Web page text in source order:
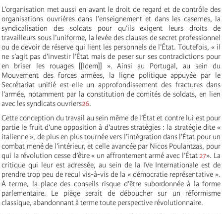
L’organisation met aussi en avant le droit de regard et de contrôle des
organisations ouvrières dans l’enseignement et dans les casernes, la
syndicalisation des soldats pour qu’ils exigent leurs droits de
travailleurs sous l’uniforme, la levée des clauses de secret professionnel
ou de devoir de réserve qui lient les personnels de l’État. Toutefois, « il
ne s’agit pas d’investir l’État mais de peser sur ses contradictions pour
en briser les rouages [[Idem]] ». Ainsi au Portugal, au sein du
Mouvement des forces armées, la ligne politique appuyée par le
Secrétariat unifié est-elle un approfondissement des fractures dans
l’armée, notamment par la constitution de comités de soldats, en lien
avec les syndicats ouvriers26.
Cette conception du travail au sein même de l’État et contre lui est pour
partie le fruit d’une opposition à d’autres stratégies : la stratégie dite «
italienne », de plus en plus tournée vers l’intégration dans l’État pour un
combat mené de l’intérieur, et celle avancée par Nicos Poulantzas, pour
qui la révolution cesse d’être « un affrontement armé avec l’État27». La
critique qui leur est adressée, au sein de la IVe Internationale est de
prendre trop peu de recul vis-à-vis de la « démocratie représentative ».
À terme, la place des conseils risque d’être subordonnée à la forme
parlementaire. Le piège serait de déboucher sur un réformisme
classique, abandonnant à terme toute perspective révolutionnaire.